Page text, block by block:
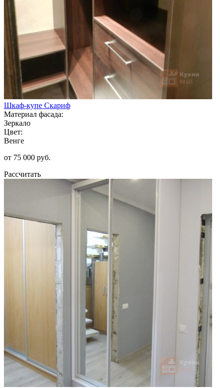
Шкаф-купе Скариф
Материал фасада:
Зеркало
Цвет:
Венге
от 75 000 руб.
Рассчитать